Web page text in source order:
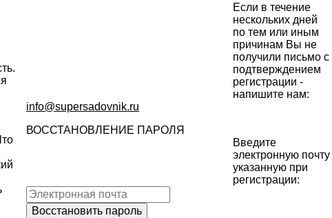
Если в течение
нескольких дней
по тем или иным
причинам Вы не
получили письмо с
подтверждением
регистрации -
напишите нам:
info@supersadovnik.ru
ВОССТАНОВЛЕНИЕ ПАРОЛЯ
Введите
электронную почту
указанную при
регистрации: